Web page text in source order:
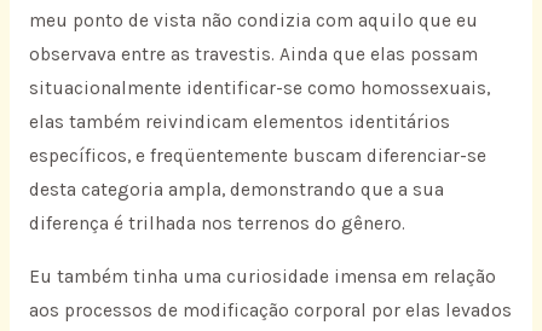
meu ponto de vista não condizia com aquilo que eu
observava entre as travestis. Ainda que elas possam
situacionalmente identificar-se como homossexuais,
elas também reivindicam elementos identitários
específicos, e freqüentemente buscam diferenciar-se
desta categoria ampla, demonstrando que a sua
diferença é trilhada nos terrenos do gênero.
Eu também tinha uma curiosidade imensa em relação
aos processos de modificação corporal por elas levados